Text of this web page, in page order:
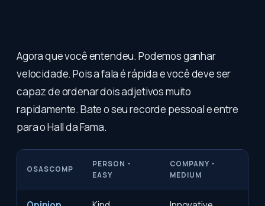
Agora que você entendeu. Podemos ganhar
velocidade. Pois a fala é rápida e você deve ser
capaz de ordenar dois adjetivos muito
rapidamente. Bate o seu recorde pessoal e entre
para o Hall da Fama.
OSASCOMP
PERSON -
EASY
COMPANY -
MEDIUM